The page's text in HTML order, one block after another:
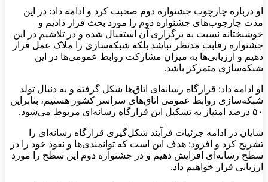
او درباره چارچوب جشنواره دوم صحبت کرد و ادامه داد: در این
مدت چارچوب‌های جشنواره دوم را مورد بحث قرار دادیم و
خوشبختانه نسبت به برگزاری آن استقبال شده و در تلاشیم در این
جشنواره رقابت مدنظر نباشد بلکه شبکه‌سازی را ملاک عمل قرار
دهیم و ارزیابی‌ها به میزان مشارکت روابط عمومی‌ها در این
شبکه‌سازی متمرکز باشد.
او ادامه داد: قرارگاه رسانه‌ای اتاق‌ها شکل گرفته و به دنبال تولد
شبکه‌سازی روابط عمومی اتاق‌های سراسر کشور هستیم، بنابراین
۵۰ درصد امتیاز به تشکیل این قرارگاه رسانه‌ای مربوط می‌شود.
شایان در ادامه جزئیات فرآیند شکل‌گیری قرارگاه رسانه‌ای را
تشریح کرد و افزود: هدف این است که توانمندی‌ها و نفوذ خود را در
سطح رسانه‌ای افزایش دهیم و در جشنواره دوم این سطح را مورد
ارزیابی قرار خواهیم داد.